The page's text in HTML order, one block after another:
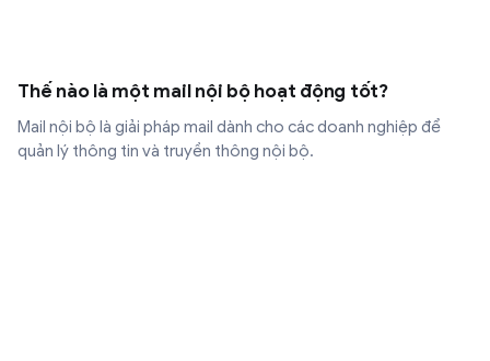
Thế nào là một mail nội bộ hoạt động tốt?
Mail nội bộ là giải pháp mail dành cho các doanh nghiệp để
quản lý thông tin và truyền thông nội bộ.